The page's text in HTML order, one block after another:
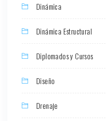
Dinámica
Dinámica Estructural
Diplomados y Cursos
Diseño
Drenaje